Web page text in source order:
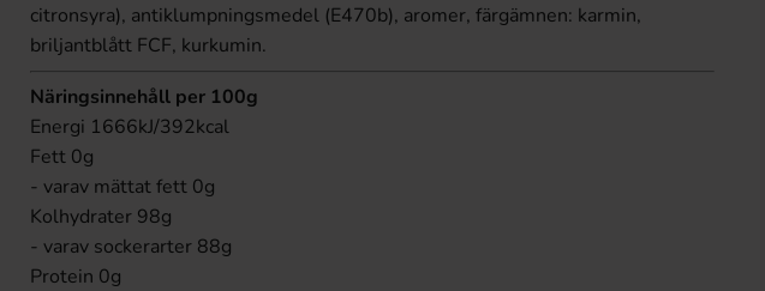
citronsyra), antiklumpningsmedel (E470b), aromer, färgämnen: karmin,
briljantblått FCF, kurkumin.
Näringsinnehåll per 100g
Energi 1666kJ/392kcal
Fett 0g
- varav mättat fett 0g
Kolhydrater 98g
- varav sockerarter 88g
Protein 0g